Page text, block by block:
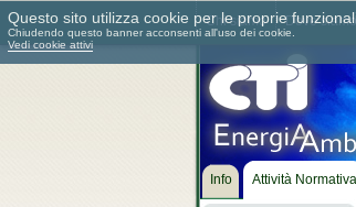
Chi siamo Dove siamo
Info Attività Normativa
Questo sito utilizza cookie per le proprie
Chiudendo questo banner acconsenti all'uso dei cookie.
Vedi cookie attivi